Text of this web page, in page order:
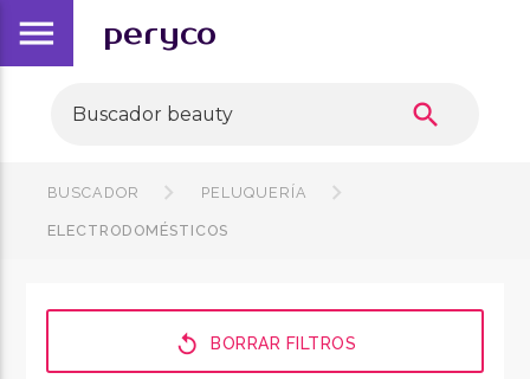
menu peryco
search
BUSCADOR PELUQUERÍA
ELECTRODOMÉSTICOS
replay BORRAR FILTROS